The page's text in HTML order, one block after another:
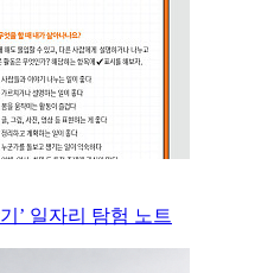
’ 일자리 탐험 노트